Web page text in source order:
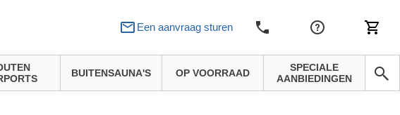
Een aanvraag sturen
BUITENSAUNA'S OP VOORRAAD
SPECIALE
AANBIEDINGEN